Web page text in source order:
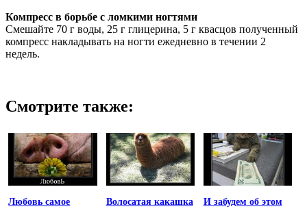
Компресс в борьбе с ломкими ногтями
Смешайте 70 г воды, 25 г глицерина, 5 г квасцов полученный
компресс накладывать на ногти ежедневно в течении 2
недель.
Смотрите также:
Любовь самое
Волосатая какашка И забудем об этом